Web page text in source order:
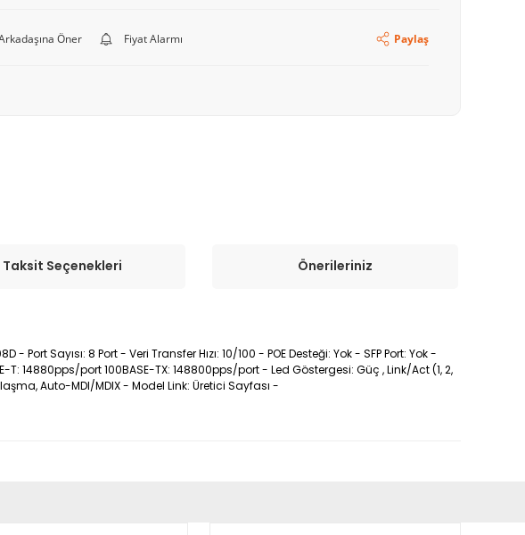
Öner Fiyat Alarmı Paylaş
Taksit Seçenekleri Önerileriniz
Sayısı: 8 Port - Veri Transfer Hızı: 10/100 - POE Desteği: Yok - SFP Port: Yok -
14880pps/port 100BASE-TX: 148800pps/port - Led Göstergesi: Güç , Link/Act (1, 2,
Auto-MDI/MDIX - Model Link: Üretici Sayfası -